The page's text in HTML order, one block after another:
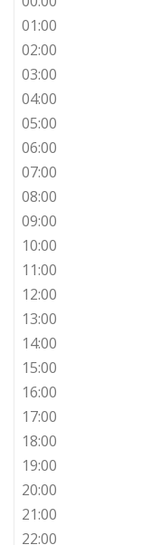
01:00
02:00
03:00
04:00
05:00
06:00
07:00
08:00
09:00
10:00
11:00
12:00
13:00
14:00
15:00
16:00
17:00
18:00
19:00
20:00
21:00
22:00